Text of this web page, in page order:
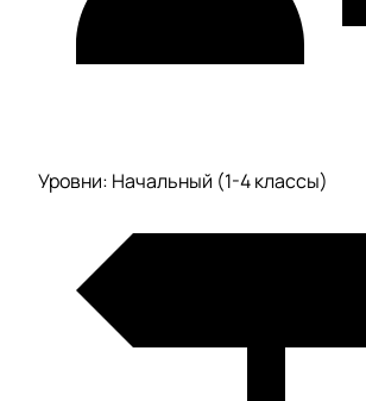
Уровни: Начальный (1-4 классы)